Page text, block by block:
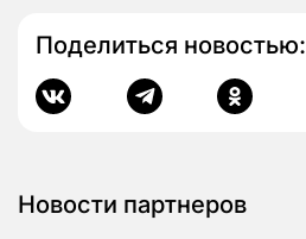
Поделиться новостью:
Новости партнеров